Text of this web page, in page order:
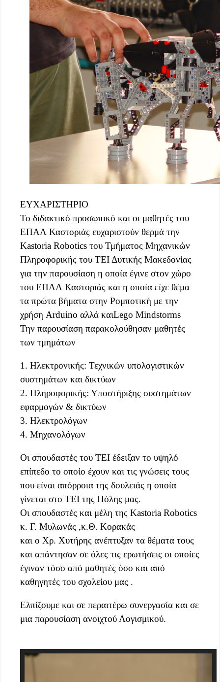
ΕΥΧΑΡΙΣΤΗΡΙΟ
Το διδακτικό προσωπικό και οι μαθητές του
ΕΠΑΛ Καστοριάς ευχαριστούν θερμά την
Kastoria Robotics του Τμήματος Μηχανικών
Πληροφορικής του ΤΕΙ Δυτικής Μακεδονίας
για την παρουσίαση η οποία έγινε στον χώρο
του ΕΠΑΛ Καστοριάς και η οποία είχε θέμα
τα πρώτα βήματα στην Ρομποτική με την
χρήση Arduino αλλά καιLego Mindstorms
Την παρουσίαση παρακολούθησαν μαθητές
των τμημάτων
1. Ηλεκτρονικής: Τεχνικών υπολογιστικών
συστημάτων και δικτύων
2. Πληροφορικής: Υποστήριξης συστημάτων
εφαρμογών & δικτύων
3. Ηλεκτρολόγων
4. Μηχανολόγων
Οι σπουδαστές του ΤΕΙ έδειξαν το υψηλό
επίπεδο το οποίο έχουν και τις γνώσεις τους
που είναι απόρροια της δουλειάς η οποία
γίνεται στο ΤΕΙ της Πόλης μας.
Οι σπουδαστές και μέλη της Kastoria Robotics
κ. Γ. Μυλωνάς ,κ.Θ. Κορακάς
και ο Χρ. Χυτήρης ανέπτυξαν τα θέματα τους
και απάντησαν σε όλες τις ερωτήσεις οι οποίες
έγιναν τόσο από μαθητές όσο και από
καθηγητές του σχολείου μας .
Ελπίζουμε και σε περαιτέρω συνεργασία και σε
μια παρουσίαση ανοιχτού Λογισμικού.